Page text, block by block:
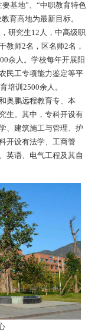
基地”、“中职教育特色
育高地为最新目标。
研究生12人，中高级职
教师2名，区名师2名，
余人。学校每年开展阳
民工专项能力鉴定等平
培训2500余人。
奥鹏远程教育专、本
生。其中，专科开设有
、建筑施工与管理、护
开设有法学、工商管
英语、电气工程及其自